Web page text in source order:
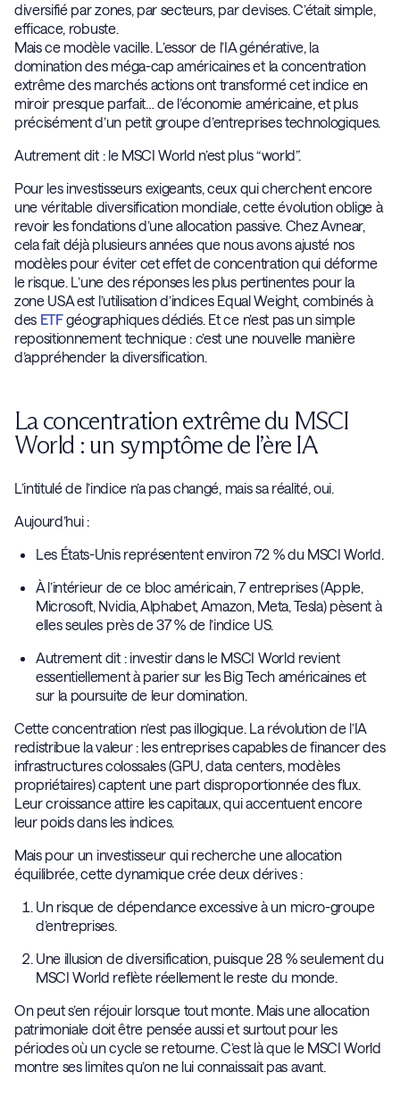
diversifié par zones, par secteurs, par devises. C’était simple,
efficace, robuste.
Mais ce modèle vacille. L’essor de l’IA générative, la
domination des méga-cap américaines et la concentration
extrême des marchés actions ont transformé cet indice en
miroir presque parfait… de l’économie américaine, et plus
précisément d’un petit groupe d’entreprises technologiques.
Autrement dit : le MSCI World n’est plus “world”.
Pour les investisseurs exigeants, ceux qui cherchent encore
une véritable diversification mondiale, cette évolution oblige à
revoir les fondations d’une allocation passive. Chez Avnear,
cela fait déjà plusieurs années que nous avons ajusté nos
modèles pour éviter cet effet de concentration qui déforme
le risque. L’une des réponses les plus pertinentes pour la
zone USA est l’utilisation d’indices Equal Weight, combinés à
des ETFgéographiques dédiés. Et ce n’est pas un simple
repositionnement technique : c’est une nouvelle manière
d’appréhender la diversification.
La concentration extrême du MSCI
World : un symptôme de l’ère IA
L’intitulé de l’indice n’a pas changé, mais sa réalité, oui.
Aujourd’hui :
Les États-Unis représentent environ 72 % du MSCI World.
À l’intérieur de ce bloc américain, 7 entreprises (Apple,
Microsoft, Nvidia, Alphabet, Amazon, Meta, Tesla) pèsent à
elles seules près de 37 % de l’indice US.
Autrement dit : investir dans le MSCI World revient
essentiellement à parier sur les Big Tech américaines et
sur la poursuite de leur domination.
Cette concentration n’est pas illogique. La révolution de l’IA
redistribue la valeur : les entreprises capables de financer des
infrastructures colossales (GPU, data centers, modèles
propriétaires) captent une part disproportionnée des flux.
Leur croissance attire les capitaux, qui accentuent encore
leur poids dans les indices.
Mais pour un investisseur qui recherche une allocation
équilibrée, cette dynamique crée deux dérives :
Un risque de dépendance excessive à un micro-groupe
d’entreprises.
Une illusion de diversification, puisque 28 % seulement du
MSCI World reflète réellement le reste du monde.
On peut s’en réjouir lorsque tout monte. Mais une allocation
patrimoniale doit être pensée aussi et surtout pour les
périodes où un cycle se retourne. C’est là que le MSCI World
montre ses limites qu’on ne lui connaissait pas avant.